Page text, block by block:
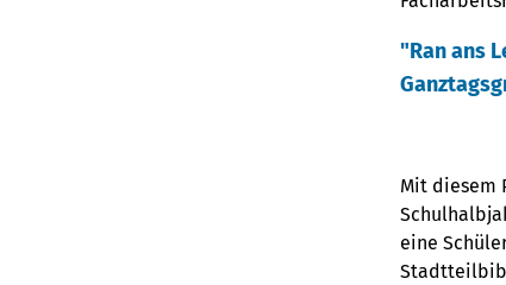
"Ran ans
Mit diesem
eine